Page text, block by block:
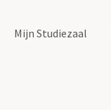
Mijn Studiezaal